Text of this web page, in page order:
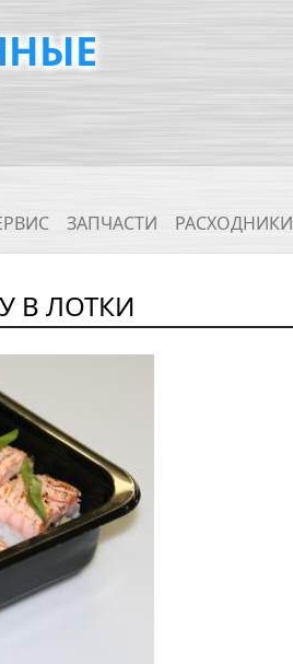
ЗАПЧАСТИ РАСХОДНИКИ
В ЛОТКИ